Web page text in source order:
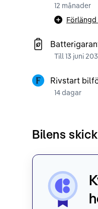
12 månader
Till 13 juni
Rivstart
14 dagar
Bilens skick